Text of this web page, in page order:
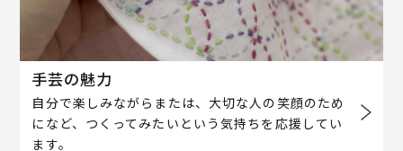
手芸の魅力
自分で楽しみながらまたは、大切な人の笑顔のため
になど、つくってみたいという気持ちを応援してい
ます。